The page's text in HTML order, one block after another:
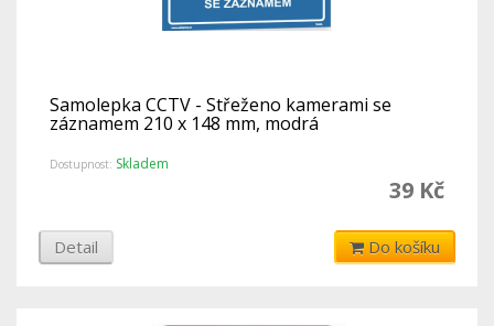
Samolepka CCTV - Střeženo kamerami se
záznamem 210 x 148 mm, modrá
Dostupnost: Skladem
39 Kč
Detail Do košíku